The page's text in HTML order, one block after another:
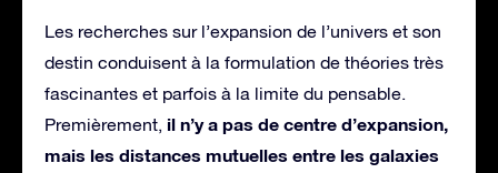
Les recherches sur l’expansion de l’univers et son
destin conduisent à la formulation de théories très
fascinantes et parfois à la limite du pensable.
Premièrement, il n’y a pas de centre d’expansion,
mais les distances mutuelles entre les galaxies